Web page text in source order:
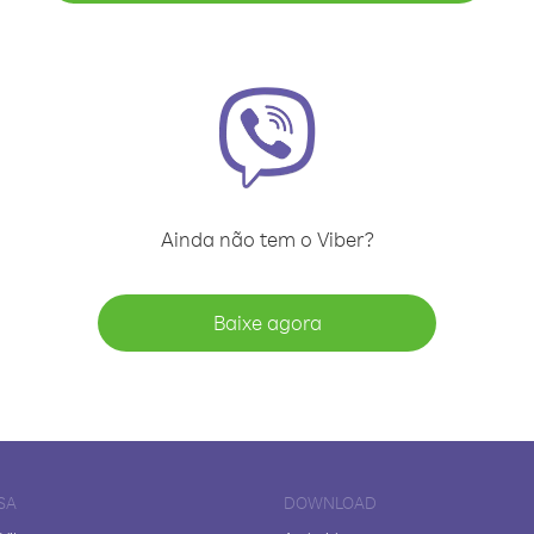
Ainda não tem o Viber?
Baixe agora
DOWNLOAD